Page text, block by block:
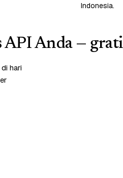
Indonesia.
API Anda —
hari